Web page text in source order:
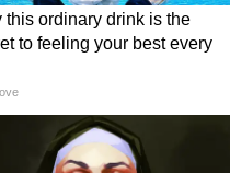
জনস্বাস্থ্য